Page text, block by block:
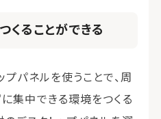
くることができる
パネルを使うことで、周
集中できる環境をつくる